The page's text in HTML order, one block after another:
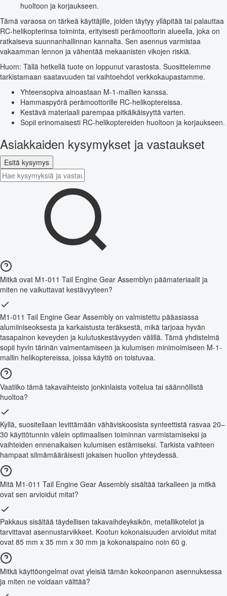
huoltoon ja korjaukseen.
Tämä varaosa on tärkeä käyttäjille, joiden täytyy ylläpitää tai palauttaa
RC-helikopterinsa toiminta, erityisesti perämoottorin alueella, joka on
ratkaiseva suunnanhallinnan kannalta. Sen asennus varmistaa
vakaamman lennon ja vähentää mekaanisten vikojen riskiä.
Huom: Tällä hetkellä tuote on loppunut varastosta. Suosittelemme
tarkistamaan saatavuuden tai vaihtoehdot verkkokaupastamme.
Yhteensopiva ainoastaan M-1-mallien kanssa.
Hammaspyörä perämoottorille RC-helikoptereissa.
Kestävä materiaali parempaa pitkäikäisyyttä varten.
Sopii erinomaisesti RC-helikoptereiden huoltoon ja korjaukseen.
Asiakkaiden kysymykset ja vastaukset
Esitä kysymys
Mitkä ovat M1-011 Tail Engine Gear Assemblyn päämateriaalit ja
miten ne vaikuttavat kestävyyteen?
M1-011 Tail Engine Gear Assembly on valmistettu pääasiassa
alumiiniseoksesta ja karkaistusta teräksestä, mikä tarjoaa hyvän
tasapainon keveyden ja kulutuskestävyyden välillä. Tämä yhdistelmä
sopii hyvin tärinän vaimentamiseen ja kulumisen minimoimiseen M-1-
mallin helikoptereissa, joissa käyttö on toistuvaa.
Vaatiiko tämä takavaihteisto jonkinlaista voitelua tai säännöllistä
huoltoa?
Kyllä, suositellaan levittämään vähäviskoosista synteettistä rasvaa 20–
30 käyttötunnin välein optimaalisen toiminnan varmistamiseksi ja
vaihteiden ennenaikaisen kulumisen estämiseksi. Tarkista vaihteen
hampaat silmämääräisesti jokaisen huollon yhteydessä.
Mitä M1-011 Tail Engine Gear Assembly sisältää tarkalleen ja mitkä
ovat sen arvioidut mitat?
Pakkaus sisältää täydellisen takavaihdeyksikön, metallikotelot ja
tarvittavat asennustarvikkeet. Kootun kokonaisuuden arvioidut mitat
ovat 85 mm x 35 mm x 30 mm ja kokonaispaino noin 60 g.
Mitkä käyttöongelmat ovat yleisiä tämän kokoonpanon asennuksessa
ja miten ne voidaan välttää?